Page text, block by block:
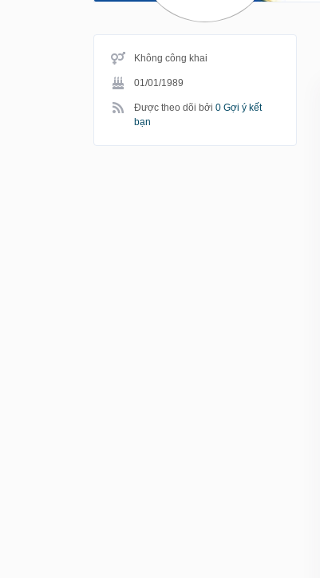
Không công khai
01/01/1989
Được theo dõi bởi 0 Gợi ý kết
bạn